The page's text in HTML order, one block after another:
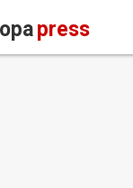
press